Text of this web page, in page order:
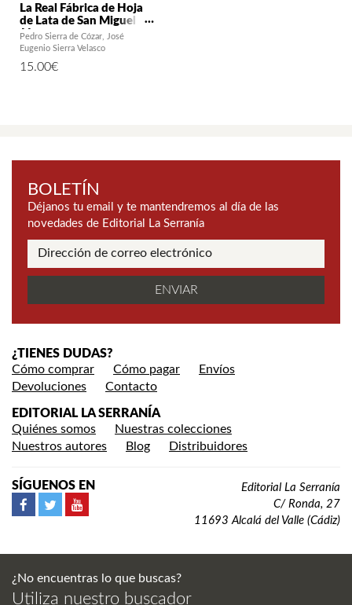
La Real Fábrica de Hoja
de Lata de San Miguel de
Júzcar
Pedro Sierra de Cózar
José
Eugenio Sierra Velasco
15.00€
BOLETÍN
Déjanos tu email y te mantendremos al día de las
novedades de Editorial La Serranía
¿TIENES DUDAS?
Cómo comprar
Cómo pagar
Envíos
Devoluciones
Contacto
EDITORIAL LA SERRANÍA
Quiénes somos
Nuestras colecciones
Nuestros autores
Blog Distribuidores
SÍGUENOS EN
Editorial La Serranía
C/ Ronda, 27
11693 Alcalá del Valle (Cádiz)
¿No encuentras lo que buscas?
Utiliza nuestro buscador